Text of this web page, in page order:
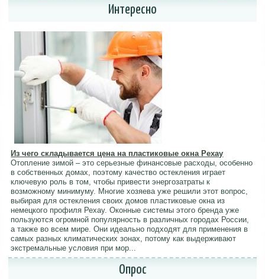
Интересно
Из чего складывается цена на пластиковые окна Рехау
Отопление зимой – это серьезные финансовые расходы, особенно
в собственных домах, поэтому качество остекления играет
ключевую роль в том, чтобы привести энергозатраты к
возможному минимуму. Многие хозяева уже решили этот вопрос,
выбирая для остекления своих домов пластиковые окна из
немецкого профиля Рехау. Оконные системы этого бренда уже
пользуются огромной популярность в различных городах России,
а также во всем мире. Они идеально подходят для применения в
самых разных климатических зонах, потому как выдерживают
экстремальные условия при мор...
Опрос